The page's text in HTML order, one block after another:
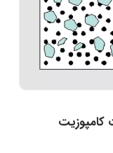
کامپوزیت